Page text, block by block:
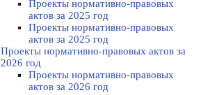
Проекты нормативно-правовых
актов за 2025 год
Проекты нормативно-правовых
актов за 2025 год
Проекты нормативно-правовых актов за
2026 год
Проекты нормативно-правовых
актов за 2026 год